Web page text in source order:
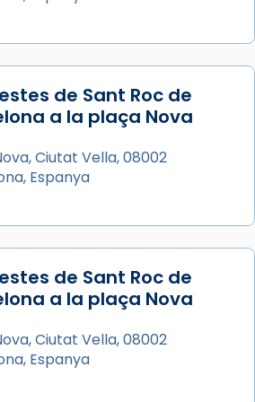
Barcelona, el cardenal Joan
santes Juliana i
i màrtirs.
història de sant Cugat, a
sorgeix la tradició
(“relatiu a Júlia”) i
a Semprònia =
de Sant Roc de
a la plaça Nova
Ciutat Vella, 08002
Espanya
de Sant Roc de
a la plaça Nova
Ciutat Vella, 08002
Espanya